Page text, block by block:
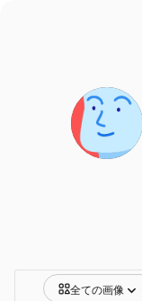
全ての画像